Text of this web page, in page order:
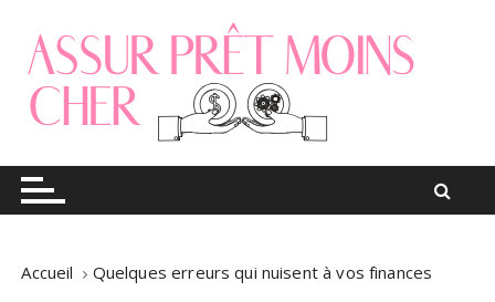
Assur pret moins cher
Le blog finance
Accueil Quelques erreurs qui nuisent à vos finances